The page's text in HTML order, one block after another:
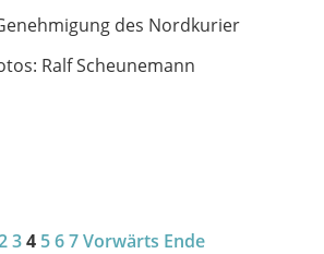
des Nordkurier
Ralf Scheunemann
34 567Vorwärts Ende